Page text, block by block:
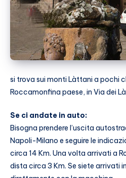
si trova sui monti Làttani a pochi
Roccamonfina paese, in Via dei
Se ci andate in auto:
Bisogna prendere l’uscita
Napoli-Milano e seguire le
circa 14 Km. Una volta arrivati a
dista circa 3 Km. Se siete arrivati